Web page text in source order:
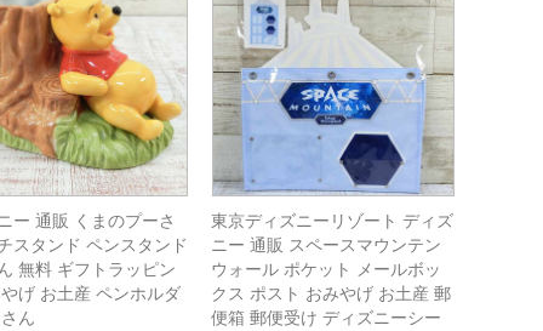
ー 通販 くまのプーさ
スタンド ペンスタンド
無料 ギフトラッピン
げ お土産 ペンホルダ
ん
東京ディズニーリゾート ディズ
ニー 通販 スペースマウンテン
ウォール ポケット メールボッ
クス ポスト おみやげ お土産 郵
便箱 郵便受け ディズニーシー